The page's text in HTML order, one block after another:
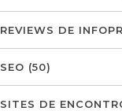
REVIEWS DE
SEO (50)
SITES DE